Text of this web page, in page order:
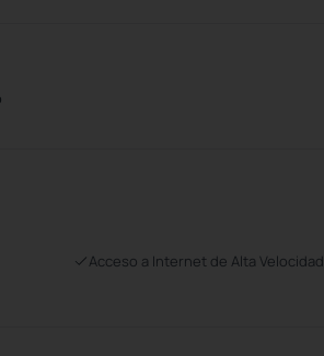
Acceso a Internet de Alta Velocidad